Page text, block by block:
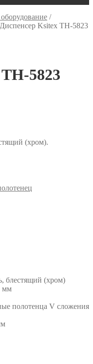
/
Диспенсер Ksitex TН-5823
5823
(хром).
блестящий (хром)
мм
полотенца V сложения